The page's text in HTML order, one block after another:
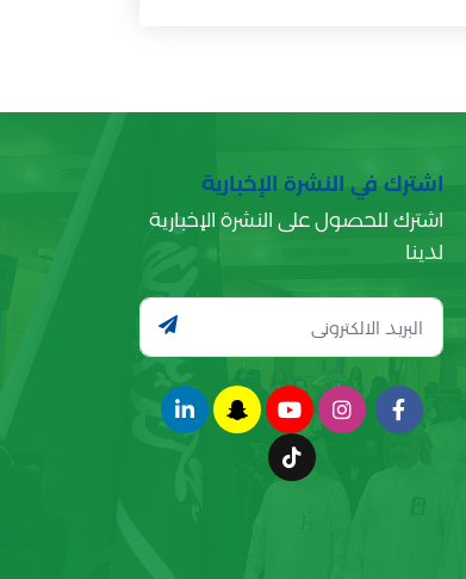
اشترك في النشرة الإخبارية
اشترك للحصول على النشرة الإخبارية
لدينا